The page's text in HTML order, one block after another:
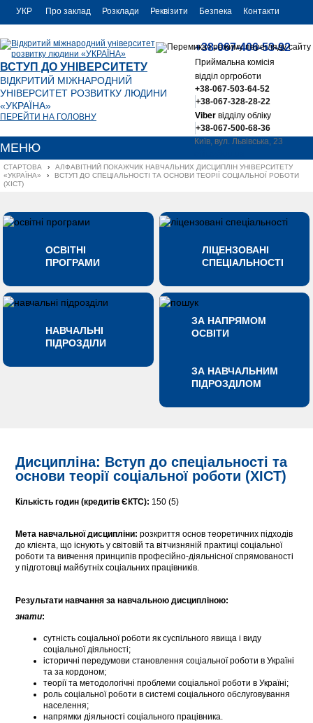
УКР
ENG
Про заклад Розклади Реквізити Безпека Контакти
ВСТУП ДО УНІВЕРСИТЕТУ
ВІДКРИТИЙ МІЖНАРОДНИЙ
УНІВЕРСИТЕТ РОЗВИТКУ ЛЮДИНИ
«УКРАЇНА»
ПЕРЕЙТИ НА ГОЛОВНУ
+38-067-406-53-92
Приймальна комісія
відділ оргроботи
+38-067-503-64-52
+38-067-328-28-22
Viberвідділу обліку
+38-067-500-68-36
Київ, вул. Львівська, 23
МЕНЮ
СТАРТОВА ›
АЛФАВІТНИЙ ПОКАЖЧИК НАВЧАЛЬНИХ ДИСЦИПЛІН УНІВЕРСИТЕТУ
«УКРАЇНА»
›
ВСТУП ДО СПЕЦІАЛЬНОСТІ ТА ОСНОВИ ТЕОРІЇ СОЦІАЛЬНОЇ РОБОТИ
(ХІСТ)
ОСВІТНІ
ПРОГРАМИ
ЛІЦЕНЗОВАНІ
СПЕЦІАЛЬНОСТІ
НАВЧАЛЬНІ
ПІДРОЗДІЛИ
ЗА НАПРЯМОМ
ОСВІТИ
ЗА НАВЧАЛЬНИМ
ПІДРОЗДІЛОМ
Дисципліна: Вступ до спеціальності та
основи теорії соціальної роботи (ХІСТ)
Кількість годин (кредитів ЄКТС): 150 (5)
Мета навчальної дисципліни:розкриття основ теоретичних підходів
до клієнта, що існують у світовій та вітчизняній практиці соціальної
роботи та вивчення принципів професійно-діяльнісної спрямованості
у підготовці майбутніх соціальних працівників.
Результати навчання за навчальною дисципліною:
знати:
сутність соціальної роботи як суспільного явища і виду
соціальної діяльності;
історичні передумови становлення соціальної роботи в Україні
та за кордоном;
теорії та методологічні проблеми соціальної роботи в Україні;
роль соціальної роботи в системі соціального обслуговування
населення;
напрямки діяльності соціального працівника.